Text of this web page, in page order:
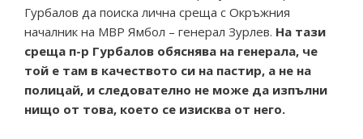
Гурбалов да поиска лична среща с Окръжния
началник на МВР Ямбол – генерал Зурлев. На тази
среща п-р Гурбалов обяснява на генерала, че
той е там в качеството си на пастир, а не на
полицай, и следователно не може да изпълни
нищо от това, което се изисква от него.